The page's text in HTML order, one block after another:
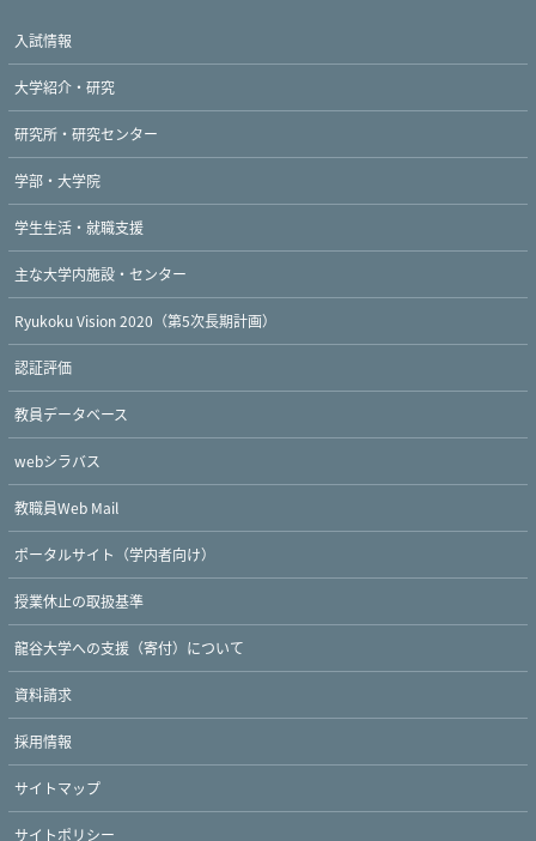
入試情報
大学紹介・研究
研究所・研究センター
学部・大学院
学生生活・就職支援
主な大学内施設・センター
Ryukoku Vision 2020（第5次長期計画）
認証評価
教員データベース
webシラバス
教職員Web Mail
ポータルサイト（学内者向け）
授業休止の取扱基準
龍谷大学への支援（寄付）について
資料請求
採用情報
サイトマップ
サイトポリシー